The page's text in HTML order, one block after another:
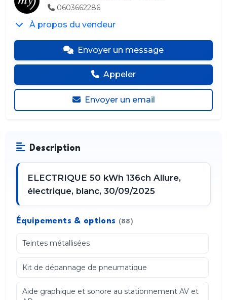
0603662286
À propos du vendeur
Envoyer un message
Appeler
Envoyer un email
Description
ELECTRIQUE 50 kWh 136ch Allure,
électrique, blanc, 30/09/2025
Équipements & options (88)
Teintes métallisées
Kit de dépannage de pneumatique
Aide graphique et sonore au stationnement AV et